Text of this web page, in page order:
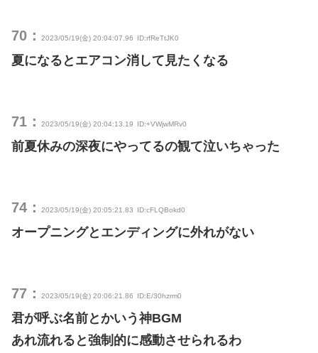
70： 2023/05/19(金) 20:04:07.96 ID:rfReTtJK0
夏になるとエアコン消して見たくなる
71： 2023/05/19(金) 20:04:13.19 ID:+VWjwMRv0
前夏休みの深夜にやってるの観て泣いちゃった
74： 2023/05/19(金) 20:05:21.83 ID:cFLQBokd0
オープニングとエンディングに外れがない
77： 2023/05/19(金) 20:06:21.86 ID:E/30hzrm0
君が呼ぶ名前とかいう神BGM
あれ流れると強制的に感動させられるわ